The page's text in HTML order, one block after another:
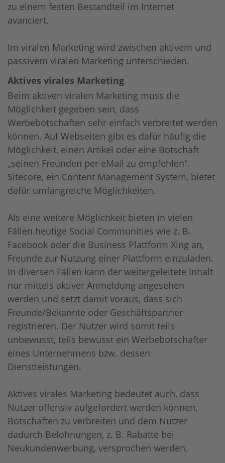
zu einem festen Bestandteil im Internet
avanciert.
Im viralen Marketing wird zwischen aktivem und
passivem viralen Marketing unterschieden.
Aktives virales Marketing
Beim aktiven viralen Marketing muss die
Möglichkeit gegeben sein, dass
Werbebotschaften sehr einfach verbreitet werden
können. Auf Webseiten gibt es dafür häufig die
Möglichkeit, einen Artikel oder eine Botschaft
„seinen Freunden per eMail zu empfehlen".
Sitecore, ein Content Management System, bietet
dafür umfangreiche Möglichkeiten.
Als eine weitere Möglichkeit bieten in vielen
Fällen heutige Social Communities wie z. B.
Facebook oder die Business Plattform Xing an,
Freunde zur Nutzung einer Plattform einzuladen.
In diversen Fällen kann der weitergeleitete Inhalt
nur mittels aktiver Anmeldung angesehen
werden und setzt damit voraus, dass sich
Freunde/Bekannte oder Geschäftspartner
registrieren. Der Nutzer wird somit teils
unbewusst, teils bewusst ein Werbebotschafter
eines Unternehmens bzw. dessen
Dienstleistungen.
Aktives virales Marketing bedeutet auch, dass
Nutzer offensiv aufgefordert werden können,
Botschaften zu verbreiten und dem Nutzer
dadurch Belohnungen, z. B. Rabatte bei
Neukundenwerbung, versprochen werden.